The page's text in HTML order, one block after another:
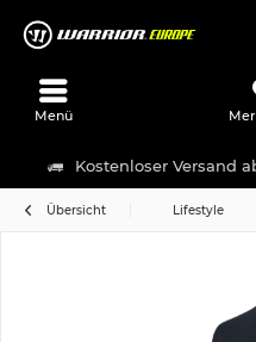
Kostenloser Versand
Menü
Übersicht Lifestyle